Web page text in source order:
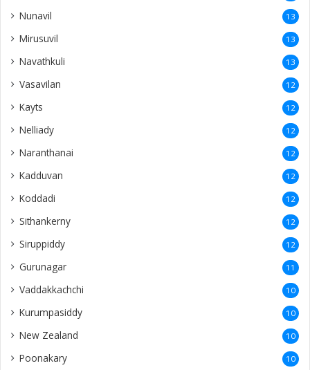
Nunavil 13
Mirusuvil 13
Navathkuli 13
Vasavilan 12
Kayts 12
Nelliady 12
Naranthanai 12
Kadduvan 12
Koddadi 12
Sithankerny 12
Siruppiddy 12
Gurunagar 11
Vaddakkachchi 10
Kurumpasiddy 10
New Zealand 10
Poonakary 10